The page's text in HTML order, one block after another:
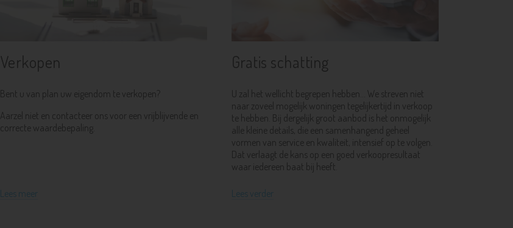
Verkopen
Bent u van plan uw eigendom te verkopen?
Aarzel niet en contacteer ons voor een vrijblijvende en
correcte waardebepaling.
Lees meer
Gratis schatting
U zal het wellicht begrepen hebben... We streven niet
naar zoveel mogelijk woningen tegelijkertijd in verkoop
te hebben. Bij dergelijk groot aanbod is het onmogelijk
alle kleine details, die een samenhangend geheel
vormen van service en kwaliteit, intensief op te volgen.
Dat verlaagt de kans op een goed verkoopresultaat
waar iedereen baat bij heeft.
Lees verder